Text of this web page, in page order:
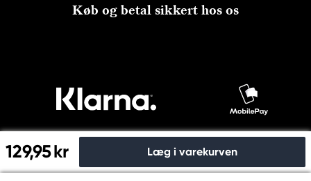
129,95 kr Læg i varekurven
Køb og betal sikkert hos os